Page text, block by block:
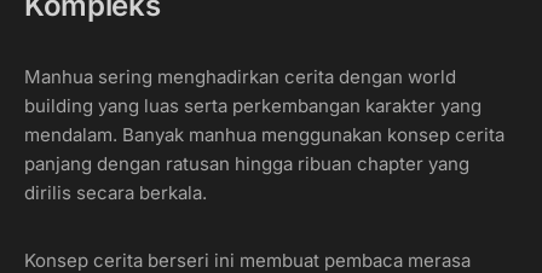
Manhua sering menghadirkan cerita dengan world
building yang luas serta perkembangan karakter yang
mendalam. Banyak manhua menggunakan konsep cerita
panjang dengan ratusan hingga ribuan chapter yang
dirilis secara berkala.
Konsep cerita berseri ini membuat pembaca merasa